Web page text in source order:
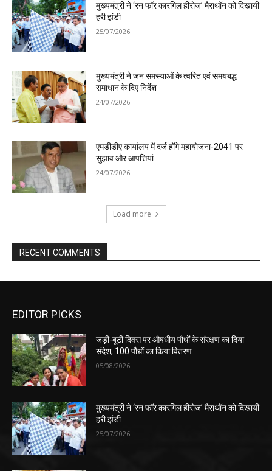
मुख्यमंत्री ने ‘रन फॉर कारगिल हीरोज’ मैराथॉन को दिखायी
हरी झंडी
25/07/2026
मुख्यमंत्री ने जन समस्याओं के त्वरित एवं समयबद्ध
समाधान के दिए निर्देश
24/07/2026
एमडीडीए कार्यालय में दर्ज होंगे महायोजना-2041 पर
सुझाव और आपत्तियां
24/07/2026
Load more
RECENT COMMENTS
EDITOR PICKS
जड़ी-बूटी दिवस पर औषधीय पौधों के संरक्षण का दिया
संदेश, 100 पौधों का किया वितरण
05/08/2026
मुख्यमंत्री ने ‘रन फॉर कारगिल हीरोज’ मैराथॉन को दिखायी
हरी झंडी
25/07/2026